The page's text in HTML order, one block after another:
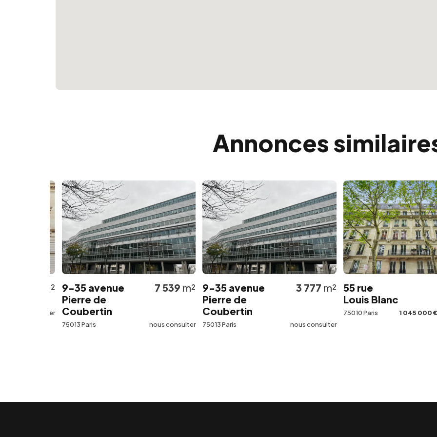
Annonces
9-35 avenue
Pierre de
Coubertin
75013 Paris
7 539 m²
nous consulter
9-35 avenue
Pierre de
Coubertin
75013 Paris
3 777 m²
nous consulter
55 rue
Louis Blanc
75010 Paris 1 045 000 € Net